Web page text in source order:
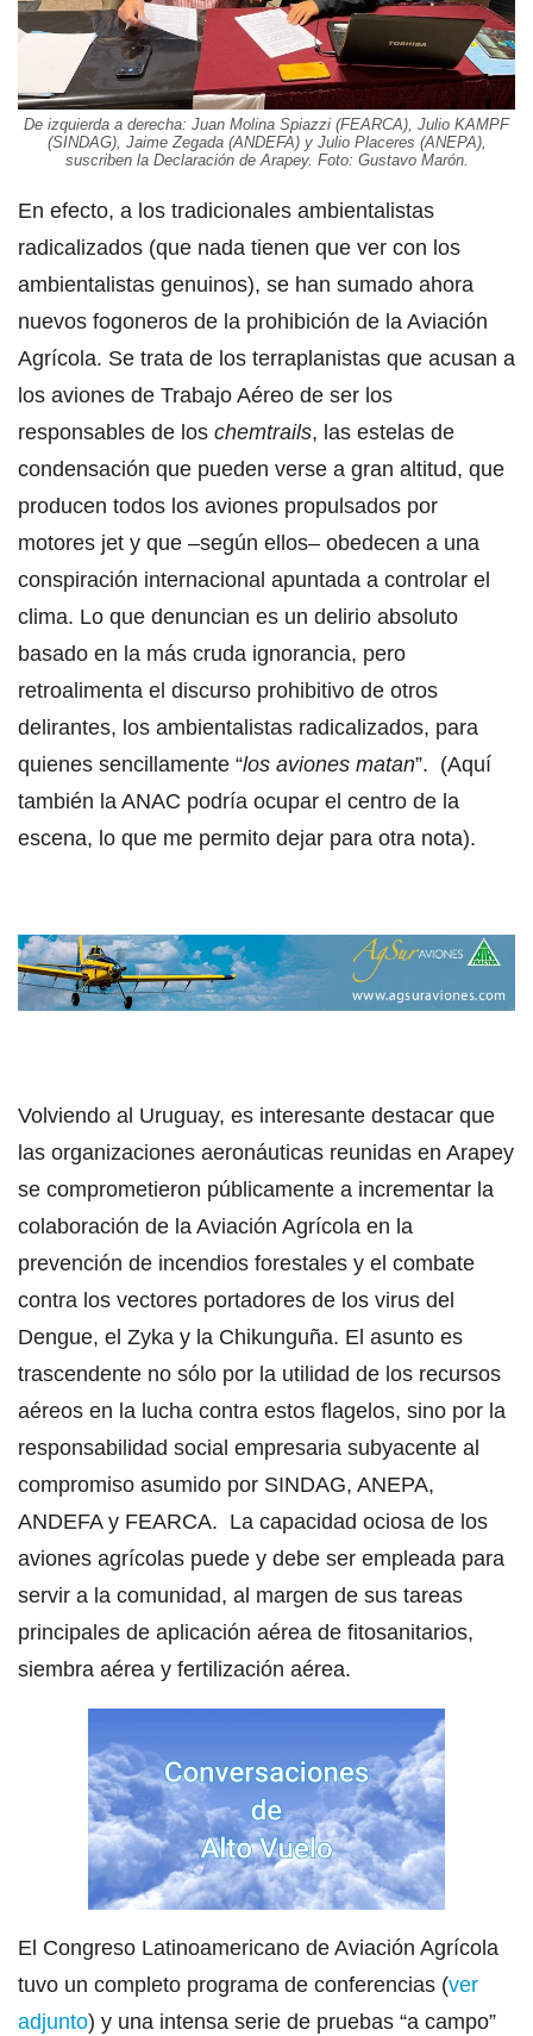
De izquierda a derecha: Juan Molina Spiazzi (FEARCA), Julio KAMPF
(SINDAG), Jaime Zegada (ANDEFA) y Julio Placeres (ANEPA),
suscriben la Declaración de Arapey. Foto: Gustavo Marón.
En efecto, a los tradicionales ambientalistas
radicalizados (que nada tienen que ver con los
ambientalistas genuinos), se han sumado ahora
nuevos fogoneros de la prohibición de la Aviación
Agrícola. Se trata de los terraplanistas que acusan a
los aviones de Trabajo Aéreo de ser los
responsables de los chemtrails, las estelas de
condensación que pueden verse a gran altitud, que
producen todos los aviones propulsados por
motores jet y que –según ellos– obedecen a una
conspiración internacional apuntada a controlar el
clima. Lo que denuncian es un delirio absoluto
basado en la más cruda ignorancia, pero
retroalimenta el discurso prohibitivo de otros
delirantes, los ambientalistas radicalizados, para
quienes sencillamente “los aviones matan”. (Aquí
también la ANAC podría ocupar el centro de la
escena, lo que me permito dejar para otra nota).
Volviendo al Uruguay, es interesante destacar que
las organizaciones aeronáuticas reunidas en Arapey
se comprometieron públicamente a incrementar la
colaboración de la Aviación Agrícola en la
prevención de incendios forestales y el combate
contra los vectores portadores de los virus del
Dengue, el Zyka y la Chikunguña. El asunto es
trascendente no sólo por la utilidad de los recursos
aéreos en la lucha contra estos flagelos, sino por la
responsabilidad social empresaria subyacente al
compromiso asumido por SINDAG, ANEPA,
ANDEFA y FEARCA. La capacidad ociosa de los
aviones agrícolas puede y debe ser empleada para
servir a la comunidad, al margen de sus tareas
principales de aplicación aérea de fitosanitarios,
siembra aérea y fertilización aérea.
El Congreso Latinoamericano de Aviación Agrícola
tuvo un completo programa de conferencias (ver
adjunto) y una intensa serie de pruebas “a campo”